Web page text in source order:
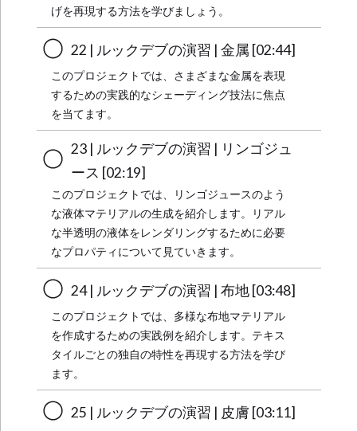
げを再現する方法を学びましょう。
22 | ルックデブの演習 | 金属 [02:44]
このプロジェクトでは、さまざまな金属を表現
するための実践的なシェーディング技法に焦点
を当てます。
23 | ルックデブの演習 | リンゴジュ
ース [02:19]
このプロジェクトでは、リンゴジュースのよう
な液体マテリアルの生成を紹介します。リアル
な半透明の液体をレンダリングするために必要
なプロパティについて見ていきます。
24 | ルックデブの演習 | 布地 [03:48]
このプロジェクトでは、多様な布地マテリアル
を作成するための実践例を紹介します。テキス
タイルごとの独自の特性を再現する方法を学び
ます。
25 | ルックデブの演習 | 皮膚 [03:11]